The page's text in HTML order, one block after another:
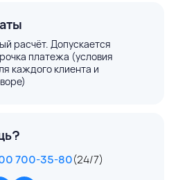
расчёт. Допускается
платежа (условия
каждого клиента и
700-35-80(24/7)